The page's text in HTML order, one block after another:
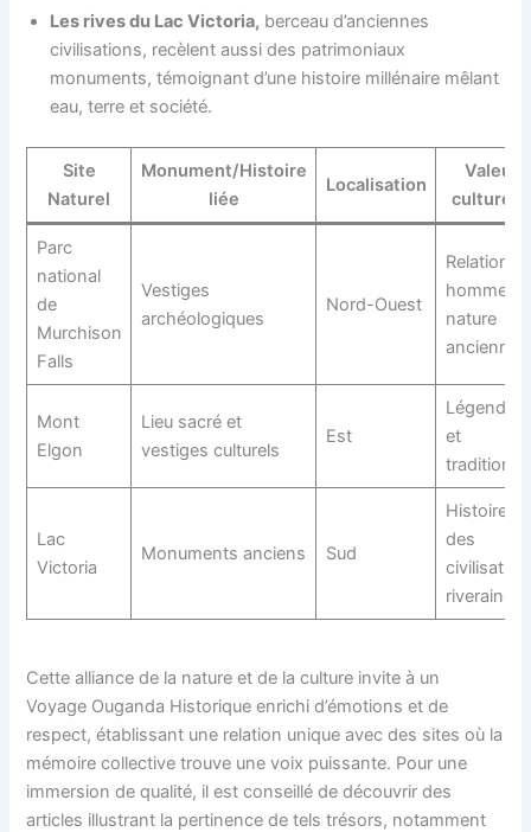
Les rives du Lac Victoria, berceau d’anciennes
civilisations, recèlent aussi des patrimoniaux
monuments, témoignant d’une histoire millénaire mêlant
eau, terre et société.
Site
Naturel
Monument/Histoire
liée
Localisation
Valeur
culturelle
Parc
national
de
Murchison
Falls
Vestiges
archéologiques
Nord-Ouest
Relation
homme-
nature
ancienne
Mont
Elgon
Lieu sacré et
vestiges culturels
Est
Légendes
et
traditions
Lac
Victoria
Monuments anciens Sud
Histoire
des
riveraines
Cette alliance de la nature et de la culture invite à un
Voyage Ouganda Historique enrichi d’émotions et de
respect, établissant une relation unique avec des sites où la
mémoire collective trouve une voix puissante. Pour une
immersion de qualité, il est conseillé de découvrir des
articles illustrant la pertinence de tels trésors, notamment